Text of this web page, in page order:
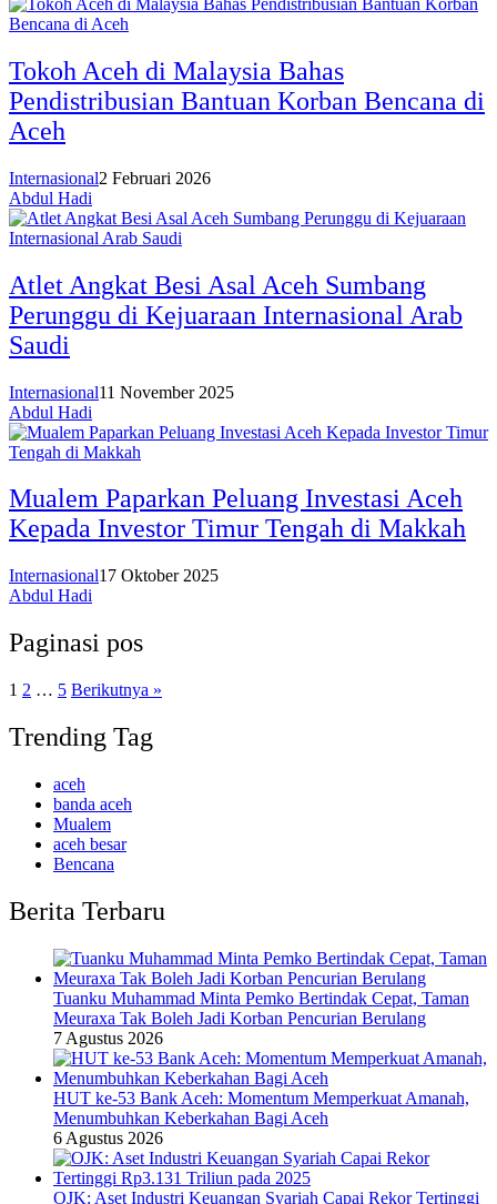
Tokoh Aceh di Malaysia Bahas
Pendistribusian Bantuan Korban Bencana di
Aceh
Internasional2 Februari 2026
Abdul Hadi
‎Atlet Angkat Besi Asal Aceh Sumbang
Perunggu di Kejuaraan Internasional Arab
Saudi
Internasional11 November 2025
Abdul Hadi
Mualem Paparkan Peluang Investasi Aceh
Kepada Investor Timur Tengah di Makkah
Internasional17 Oktober 2025
Abdul Hadi
Paginasi pos
1 2 … 5 Berikutnya »
Trending Tag
aceh
banda aceh
Mualem
aceh besar
Bencana
Berita Terbaru
Tuanku Muhammad Minta Pemko Bertindak Cepat, Taman
Meuraxa Tak Boleh Jadi Korban Pencurian Berulang
7 Agustus 2026
HUT ke-53 Bank Aceh: Momentum Memperkuat Amanah,
Menumbuhkan Keberkahan Bagi Aceh
6 Agustus 2026
OJK: Aset Industri Keuangan Syariah Capai Rekor Tertinggi